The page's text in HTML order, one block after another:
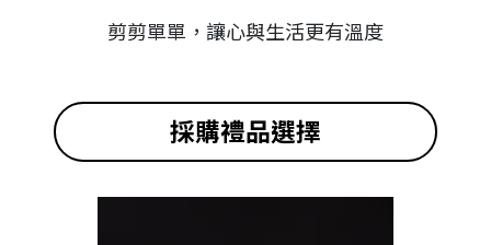
剪剪單單，讓心與生活更有溫度
採購禮品選擇